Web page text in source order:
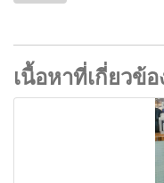
เนื้อหาที่เกี่ยวข้อ